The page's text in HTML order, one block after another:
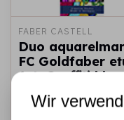
FABER CASTELL
Duo
FC Goldfaber
6st. Graﬃti
nrs: 229, 208, 137,
228,
Wir